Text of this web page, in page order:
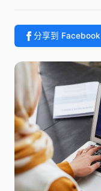
分享到 Facebook